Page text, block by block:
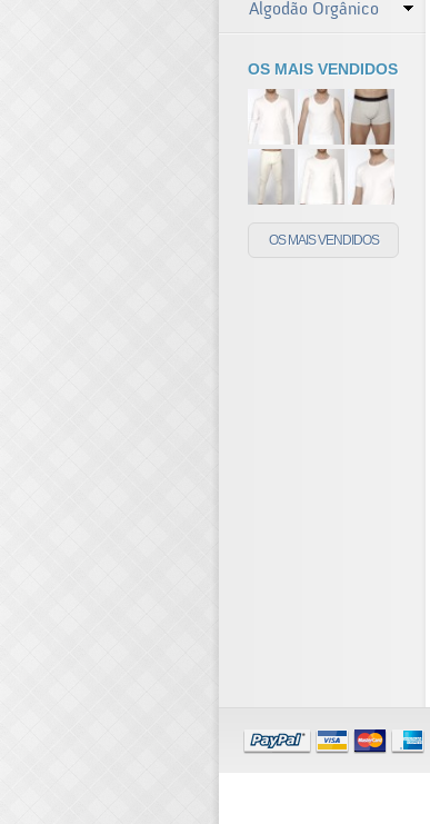
Algodão Orgânico
OS MAIS VENDIDOS
OS MAIS VENDIDOS